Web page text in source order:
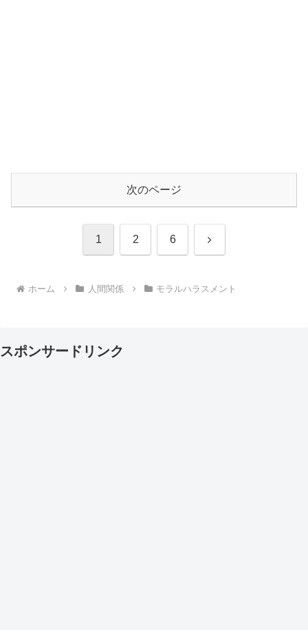
次のページ
1 2 6 次
ホーム 人間関係 モラルハラスメント
スポンサードリンク